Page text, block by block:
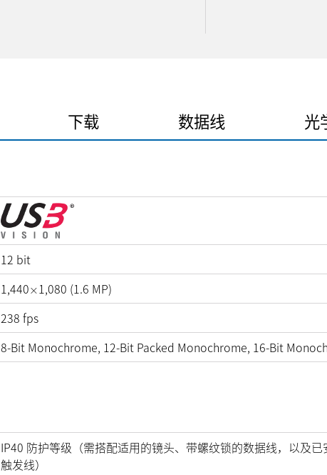
下载 数据线 光
12 bit
1,440×1,080 (1.6 MP)
238 fps
8-Bit Monochrome, 12-Bit Packed Monochrome, 16-Bit
IP40 防护等级（需搭配适用的镜头、带螺纹锁的数据线，以及已
触发线）